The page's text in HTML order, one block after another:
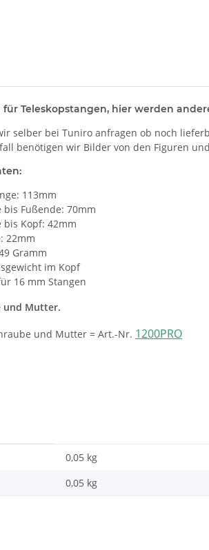
für Teleskopstangen, hier werden
selber bei Tuniro anfragen ob noch
benötigen wir Bilder von den Figuren
113mm
bis Fußende: 70mm
bis Kopf: 42mm
22mm
Gramm
im Kopf
16 mm Stangen
und Mutter.
und Mutter = Art.-Nr. 1200PRO
0,05 kg
0,05 kg